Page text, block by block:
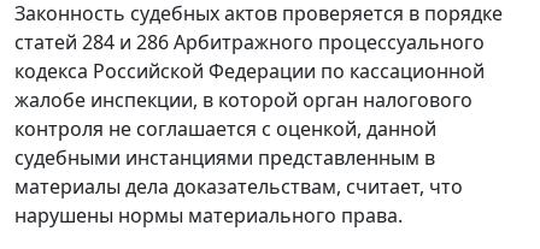
Законность судебных актов проверяется в порядке
статей 284 и 286Арбитражного процессуального
кодекса Российской Федерации по кассационной
жалобе инспекции, в которой орган налогового
контроля не соглашается с оценкой, данной
судебными инстанциями представленным в
материалы дела доказательствам, считает, что
нарушены нормы материального права.